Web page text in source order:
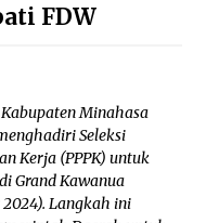
FDW
Minahasa
Seleksi
Kerja (PPPK) untuk
Grand Kawanua
Langkah ini